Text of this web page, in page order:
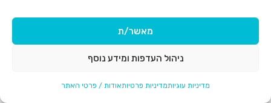
מאשר/ת
ניהול העדפות ומידע נוסף
מדיניות עוגיותמדיניות פרטיותאודות / פרטי האתר